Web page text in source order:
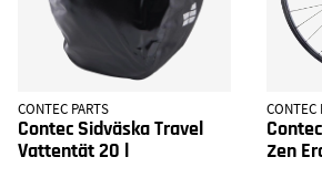
CONTEC PARTS
Contec Sidväska Travel
Vattentät 20 l
CONTEC
Zen